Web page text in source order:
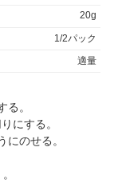
20g
1/2パック
適量
る。
にする。
にのせる。